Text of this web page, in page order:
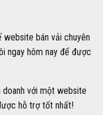
bán vải chuyên
ngay hôm nay để được
doanh với một website
hỗ trợ tốt nhất!